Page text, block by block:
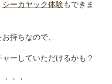
シーカヤック体験もできま
持ちなので、
ーしていただけるかも？
・・